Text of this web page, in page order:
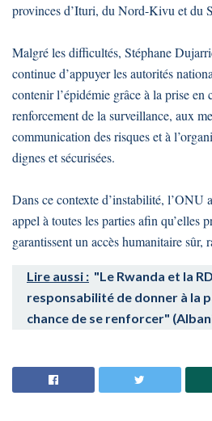
provinces d’Ituri, du Nord-Kivu et du
Malgré les difficultés, Stéphane
continue d’appuyer les autorités
contenir l’épidémie grâce à la prise en
renforcement de la surveillance, aux
communication des risques et à
dignes et sécurisées.
Dans ce contexte d’instabilité, l’ONU
appel à toutes les parties afin qu’elles
garantissent un accès humanitaire sûr,
Lire aussi : "Le Rwanda et la
responsabilité de donner à la
chance de se renforcer"